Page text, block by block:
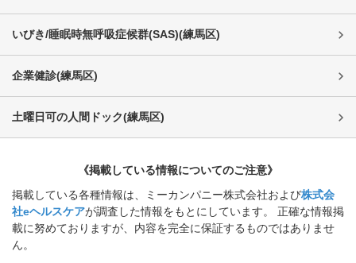
いびき/睡眠時無呼吸症候群(SAS)(練馬区)
企業健診(練馬区)
土曜日可の人間ドック(練馬区)
《掲載している情報についてのご注意》
掲載している各種情報は、ミーカンパニー株式会社および株式会
社eヘルスケアが調査した情報をもとにしています。 正確な情報掲
載に努めておりますが、内容を完全に保証するものではありませ
ん。